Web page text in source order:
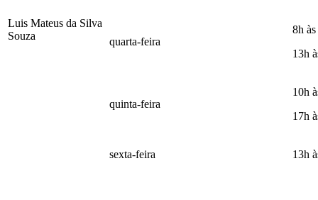
Luis Mateus da Silva
Souza
quarta-feira
8h
13h
quinta-feira
10h
17h
sexta-feira 13h